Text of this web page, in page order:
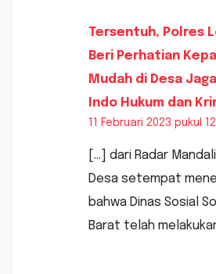
Tersentuh, Polres
Beri Perhatian
Mudah di Desa
Indo Hukum dan
11 Februari 2023 pukul
[…] dari Radar
Desa setempat
bahwa Dinas Sosial
Barat telah